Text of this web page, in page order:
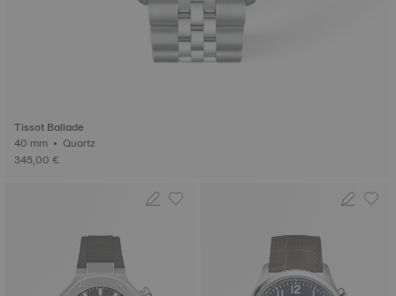
Tissot Ballade
40 mm • Quartz
345,00 €